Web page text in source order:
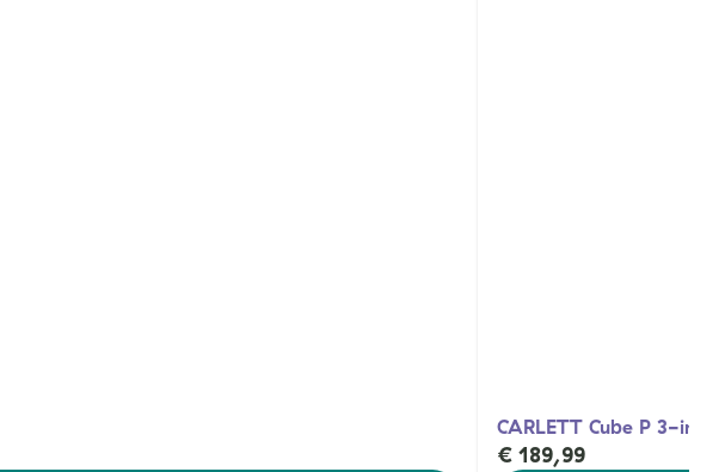
CARLETT Cube P 3-in-
€ 189,99